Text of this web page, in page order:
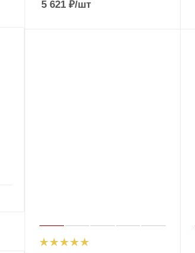
5 621 ₽/шт